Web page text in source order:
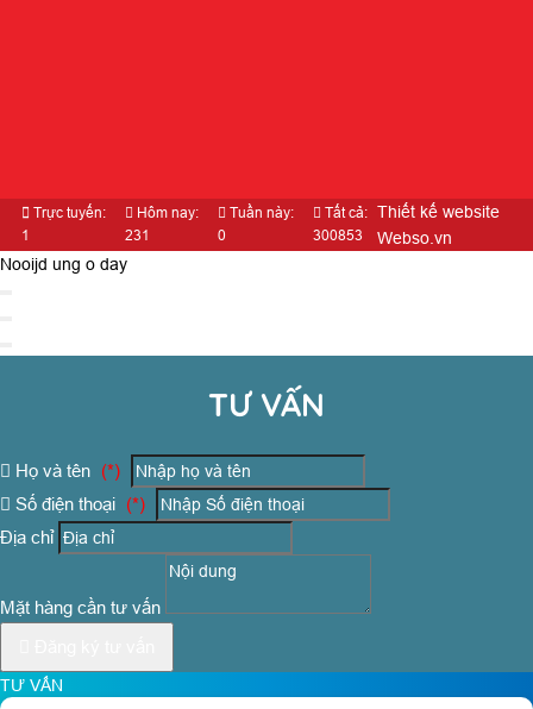
Trực tuyến:
1
Hôm nay:
231
Tuần này:
0
Tất cả:
300853
Thiết kế website
Webso.vn
Nooijd ung o day
TƯ VẤN
Họ và tên (*)
Số điện thoại (*)
Địa chỉ
Mặt hàng cần tư vấn
TƯ VẤN